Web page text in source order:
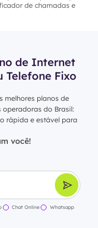
de chamadas e
de Internet
Telefone Fixo
melhores planos de
do Brasil:
rápida e estável para
você!
Chat Online Whatsapp